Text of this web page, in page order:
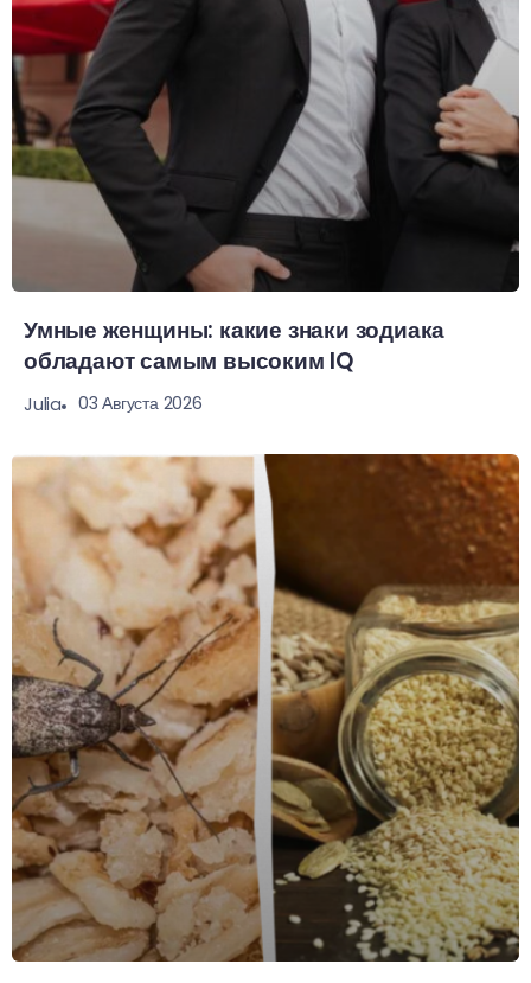
Умные женщины: какие знаки зодиака
обладают самым высоким IQ
Julia 03 Августа 2026